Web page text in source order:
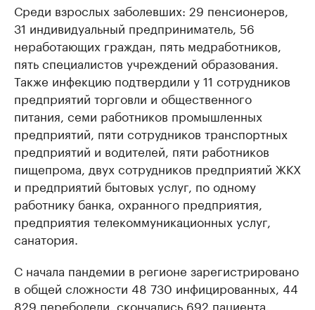
Среди взрослых заболевших: 29 пенсионеров,
31 индивидуальный предприниматель, 56
неработающих граждан, пять медработников,
пять специалистов учреждений образования.
Также инфекцию подтвердили у 11 сотрудников
предприятий торговли и общественного
питания, семи работников промышленных
предприятий, пяти сотрудников транспортных
предприятий и водителей, пяти работников
пищепрома, двух сотрудников предприятий ЖКХ
и предприятий бытовых услуг, по одному
работнику банка, охранного предприятия,
предприятия телекоммуникационных услуг,
санатория.
С начала пандемии в регионе зарегистрировано
в общей сложности 48 730 инфицированных, 44
829 переболели, скончались 692 пациента.